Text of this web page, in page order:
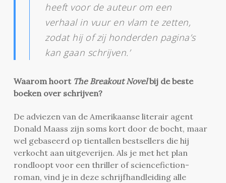
heeft voor de auteur om een
verhaal in vuur en vlam te zetten,
zodat hij of zij honderden pagina’s
kan gaan schrijven.’
Waarom hoort The Breakout Novelbij de beste
boeken over schrijven?
De adviezen van de Amerikaanse literair agent
Donald Maass zijn soms kort door de bocht, maar
wel gebaseerd op tientallen bestsellers die hij
verkocht aan uitgeverijen. Als je met het plan
rondloopt voor een thriller of sciencefiction-
roman, vind je in deze schrijfhandleiding alle